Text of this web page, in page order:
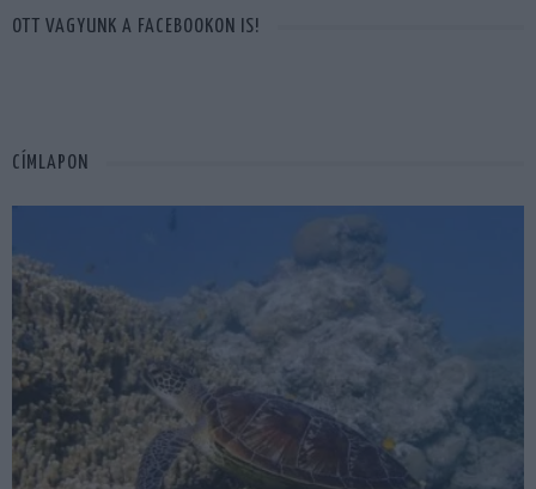
OTT VAGYUNK A FACEBOOKON IS!
CÍMLAPON